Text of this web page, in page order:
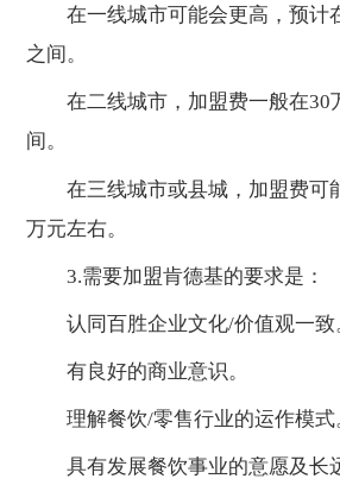
在一线城市可能会更高，预计
之间。
在二线城市，加盟费一般在30
间。
在三线城市或县城，加盟费可
万元左右。
3.需要加盟肯德基的要求是：
认同百胜企业文化/价值观一致
有良好的商业意识。
理解餐饮/零售行业的运作模式
具有发展餐饮事业的意愿及长